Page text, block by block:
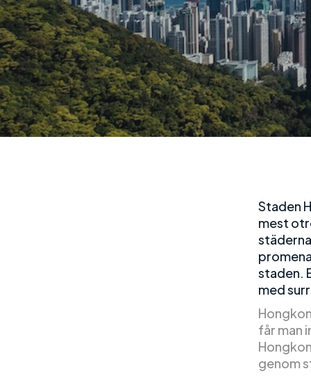
Staden
mest
staden.
med
får man
genom